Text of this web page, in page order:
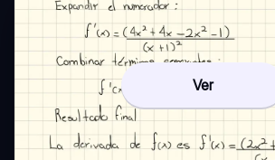
Ver